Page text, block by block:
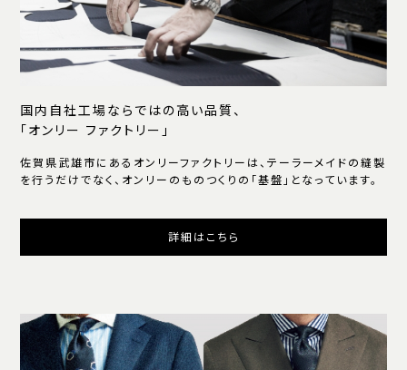
国内自社工場ならではの高い品質、
「オンリー ファクトリー」
佐賀県武雄市にあるオンリーファクトリーは、テーラーメイドの縫製
を行うだけでなく、オンリーのものつくりの「基盤」となっています。
詳細はこちら